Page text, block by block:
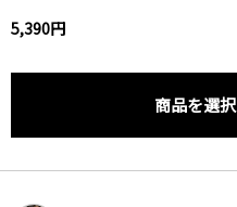
5,390円
商品を選